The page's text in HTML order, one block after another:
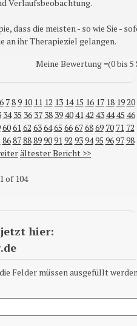
Verlaufsbeobachtung.
dass die meisten - so wie Sie -
an ihr Therapieziel gelangen.
Meine Bewertung =(0 bis
6 789 10 11 12 13 14 15 16 17 18 1920
34 35 36 37 38 39404142 434445 46
606162 636465 66676869 70 71 72
86878889909192 939495 969798
ältester Bericht >>
of 104
hier:
die Felder müssen ausgefüllt